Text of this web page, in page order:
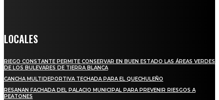
LOCALES
RIEGO CONSTANTE PERMITE CONSERVAR EN BUEN ESTADO LAS ÁREAS VERDES
DE LOS BULEVARES DE TIERRA BLANCA
CANCHA MULTIDEPORTIVA TECHADA PARA EL QUECHULEÑO
RESANAN FACHADA DEL PALACIO MUNICIPAL PARA PREVENIR RIESGOS A
PEATONES